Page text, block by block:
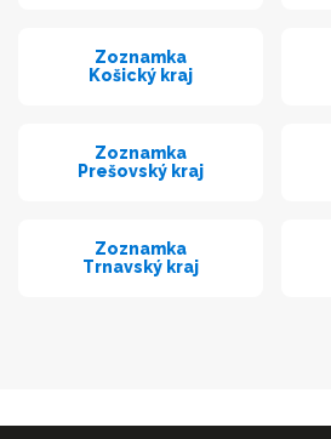
Zoznamka
Košický kraj
Zoznamka
Prešovský kraj
Zoznamka
Trnavský kraj